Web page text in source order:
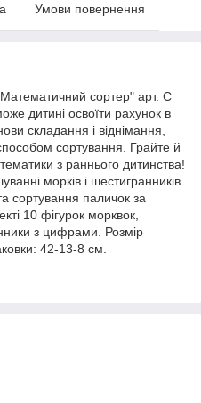
Умови повернення
сортер" арт. C
дитині освоїти рахунок в
складання і віднімання,
сортування. Грайте й
з раннього дитинства!
морків і шестигранників
сортування паличок за
10 фігурок морквок,
з цифрами. Розмір
42-13-8 см.